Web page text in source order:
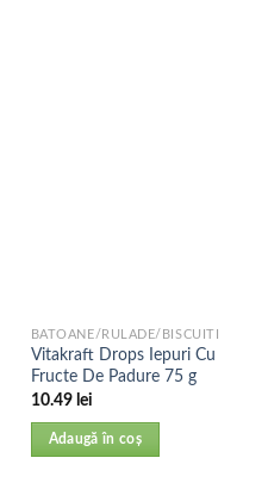
BATOANE/RULADE/BISCUITI
Vitakraft Drops Iepuri Cu
Fructe De Padure 75 g
10.49 lei
Adaugă în coș